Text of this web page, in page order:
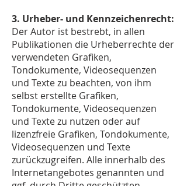
3. Urheber- und Kennzeichenrecht:
Der Autor ist bestrebt, in allen
Publikationen die Urheberrechte der
verwendeten Grafiken,
Tondokumente, Videosequenzen
und Texte zu beachten, von ihm
selbst erstellte Grafiken,
Tondokumente, Videosequenzen
und Texte zu nutzen oder auf
lizenzfreie Grafiken, Tondokumente,
Videosequenzen und Texte
zurückzugreifen. Alle innerhalb des
Internetangebotes genannten und